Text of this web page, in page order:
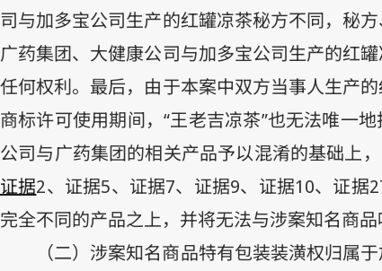
司与加多宝公司生产的红罐凉茶秘方不同，秘
广药集团、大健康公司与加多宝公司生产的红
任何权利。最后，由于本案中双方当事人生产
商标许可使用期间，“王老吉凉茶”也无法唯一
公司与广药集团的相关产品予以混淆的基础上
证据2、证据5、证据7、证据9、证据10、证据
完全不同的产品之上，并将无法与涉案知名商
（二）涉案知名商品特有包装装潢权归属